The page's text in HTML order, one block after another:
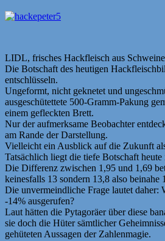
LIDL, frisches Hackfleisch aus
Die Botschaft des heutigen
entschlüsseln.
Ungeformt, nicht geknetet und
ausgeschütettete 500-Gramm-Pakung
einem gefleckten Brett.
Nur der aufmerksame Beobachter
am Rande der Darstellung.
Vielleicht ein Ausblick auf die Zukunft
Tatsächlich liegt die tiefe Botschaft
Die Differenz zwischen 1,95 und 1,69
keinesfalls 13 sondern 13,8 also beinahe
Die unvermeindliche Frage lautet daher:
-14% ausgerufen?
Laut hätten die Pytagoräer über diese
sie doch die Hüter sämtlicher
gehüteten Aussagen der Zahlenmagie.